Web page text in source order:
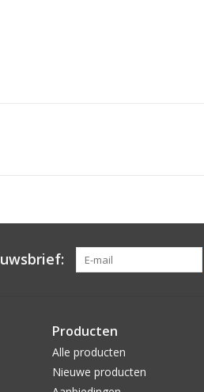
Producten
Alle producten
Nieuwe producten